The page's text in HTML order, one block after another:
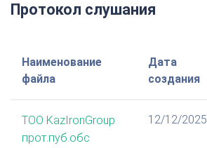
Протокол слушания
Наименование
файла
Дата
создания
ТОО KazIronGroup
прот.пуб.обс
12/12/2025